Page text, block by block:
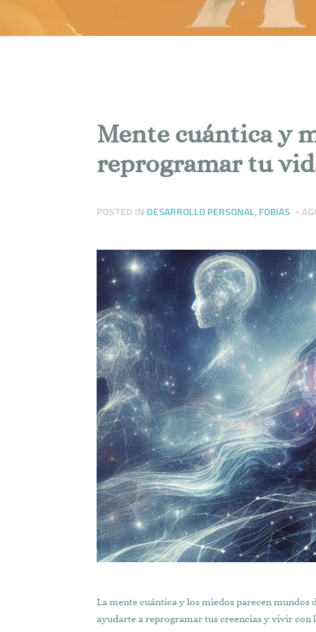
Mente cuántica y
reprogramar tu
POSTED IN DESARROLLO PERSONAL,FOBIAS
La mente cuántica y los miedos parecen
ayudarte a reprogramar tus creencias y vivir con